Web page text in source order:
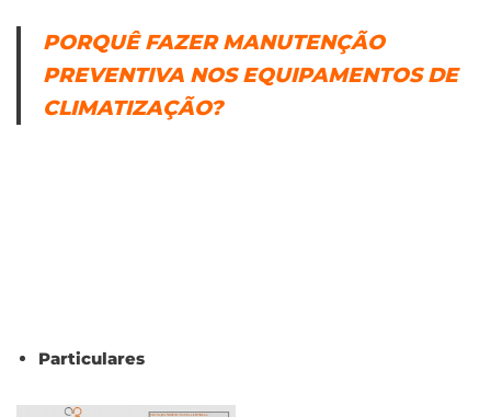
PORQUÊ FAZER MANUTENÇÃO
PREVENTIVA NOS EQUIPAMENTOS DE
CLIMATIZAÇÃO?
Particulares